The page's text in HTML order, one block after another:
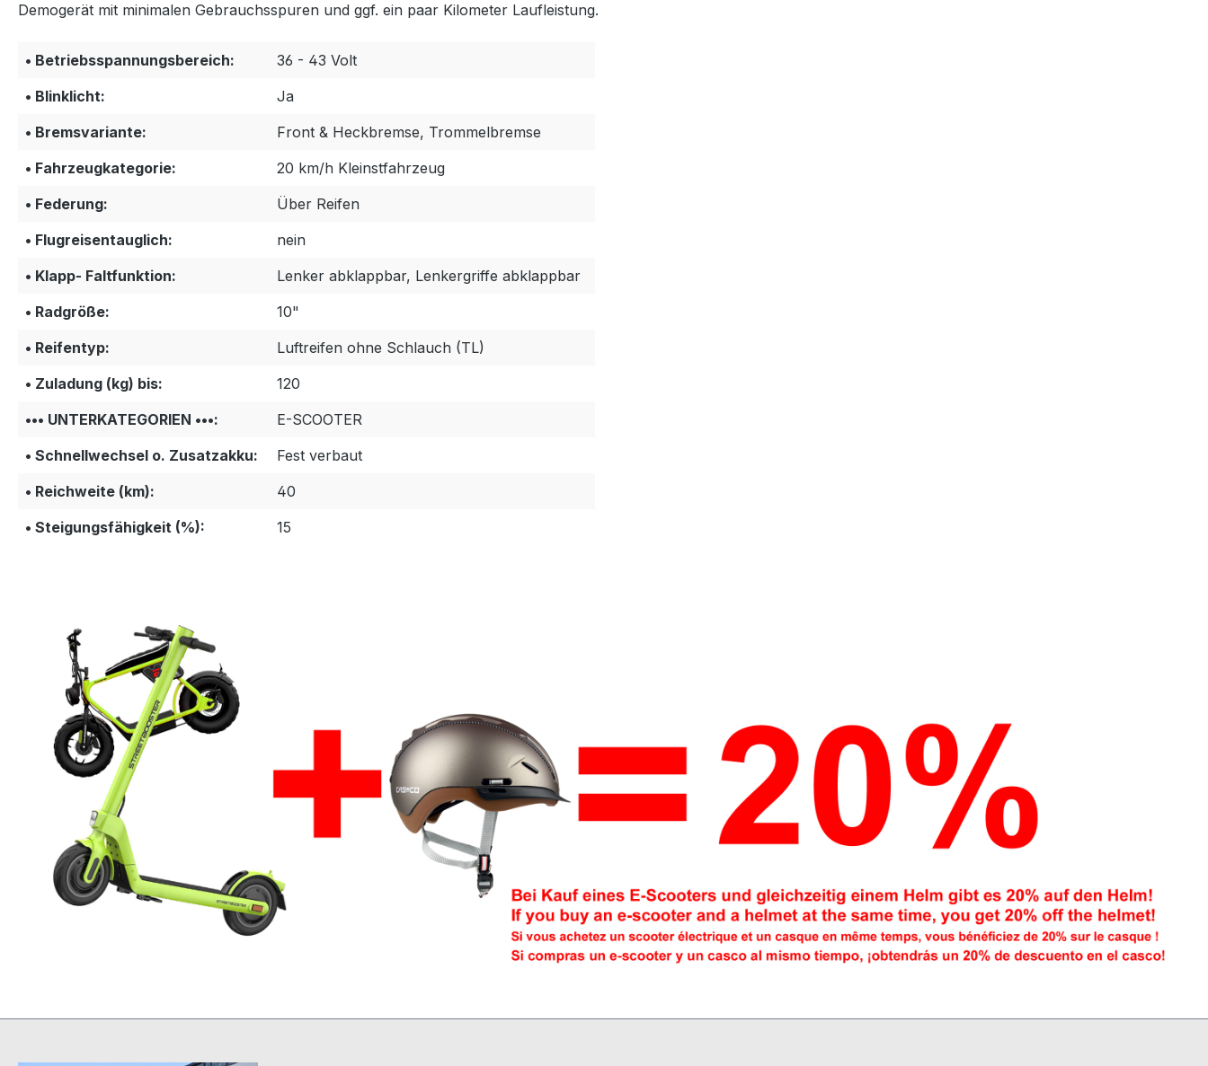
Demogerät mit minimalen Gebrauchsspuren und ggf. ein paar Kilometer Laufleistung.
• Betriebsspannungsbereich:
36 - 43 Volt
• Blinklicht:
Ja
• Bremsvariante:
Front & Heckbremse, Trommelbremse
• Fahrzeugkategorie:
20 km/h Kleinstfahrzeug
• Federung:
Über Reifen
• Flugreisentauglich:
nein
• Klapp- Faltfunktion:
Lenker abklappbar, Lenkergriffe abklappbar
• Radgröße:
10"
• Reifentyp:
Luftreifen ohne Schlauch (TL)
• Zuladung (kg) bis:
120
••• UNTERKATEGORIEN •••:
E-SCOOTER
• Schnellwechsel o. Zusatzakku:
Fest verbaut
• Reichweite (km):
40
• Steigungsfähigkeit (%):
15